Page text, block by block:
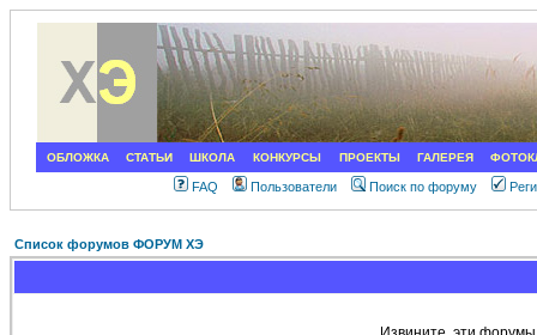
ОБЛОЖКА СТАТЬИ ШКОЛА КОНКУРСЫ ПРОЕКТЫ ГАЛЕРЕЯ
FAQ Пользователи Поиск по форуму
Список форумов ФОРУМ ХЭ